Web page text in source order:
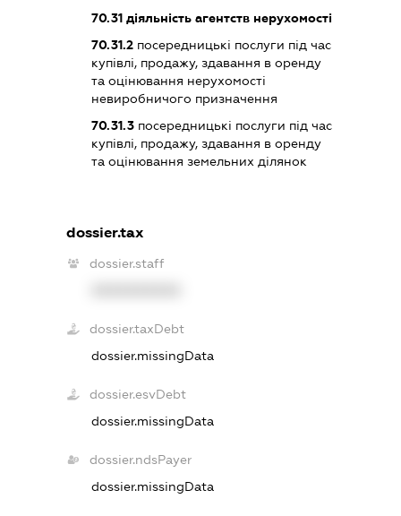
70.31 діяльність агентств нерухомості
70.31.2 посередницькі послуги під час
купівлі, продажу, здавання в оренду
та оцінювання нерухомості
невиробничого призначення
70.31.3 посередницькі послуги під час
купівлі, продажу, здавання в оренду
та оцінювання земельних ділянок
dossier.tax
dossier.staff
dossier.taxDebt
dossier.missingData
dossier.esvDebt
dossier.missingData
dossier.ndsPayer
dossier.missingData